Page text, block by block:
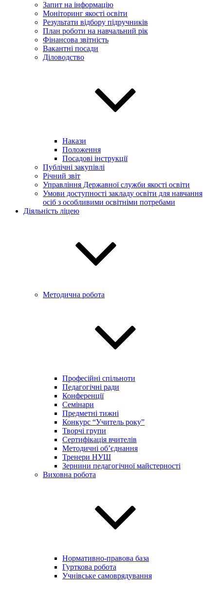
Запит на інформацію
Моніторинг якості освіти
Результати відбору підручників
План роботи на навчальний рік
Фінансова звітність
Вакантні посади
Діловодство
Накази
Положення
Посадові інструкції
Публічні закупівлі
Річний звіт
Управління Державної служби якості освіти
Умови доступності закладу освіти для навчання
осіб з особливими освітніми потребами
Діяльність ліцею
Методична робота
Професійні спільноти
Педагогічні ради
Конференції
Семінари
Предметні тижні
Конкурс “Учитель року”
Творчі групи
Сертифікація вчителів
Методичні об’єднання
Тренери НУШ
Зернини педагогічної майстерності
Виховна робота
Нормативно-правова база
Гурткова робота
Учнівське самоврядування